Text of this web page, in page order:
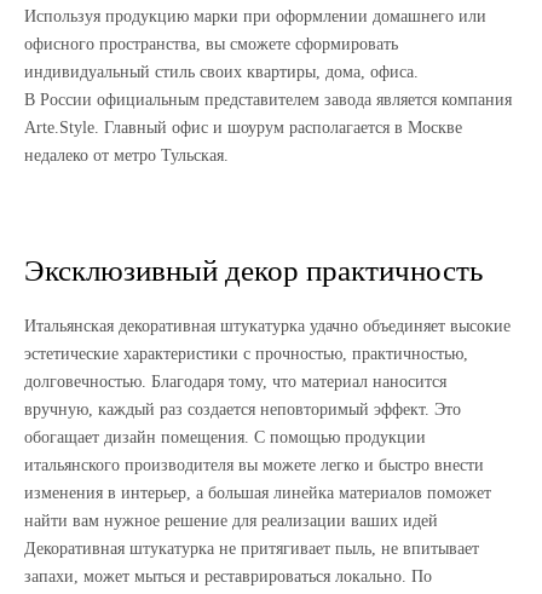
Используя продукцию марки при оформлении домашнего или
офисного пространства, вы сможете сформировать
индивидуальный стиль своих квартиры, дома, офиса.
В России официальным представителем завода является компания
Arte.Style. Главный офис и шоурум располагается в Москве
недалеко от метро Тульская.
Эксклюзивный декор практичность
Итальянская декоративная штукатурка удачно объединяет высокие
эстетические характеристики с прочностью, практичностью,
долговечностью. Благодаря тому, что материал наносится
вручную, каждый раз создается неповторимый эффект. Это
обогащает дизайн помещения. С помощью продукции
итальянского производителя вы можете легко и быстро внести
изменения в интерьер, а большая линейка материалов поможет
найти вам нужное решение для реализации ваших идей
Декоративная штукатурка не притягивает пыль, не впитывает
запахи, может мыться и реставрироваться локально. По